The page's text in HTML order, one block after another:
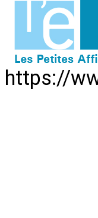
https://